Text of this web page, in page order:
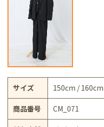
サイズ 150cm / 160cm
商品番号 CM_071